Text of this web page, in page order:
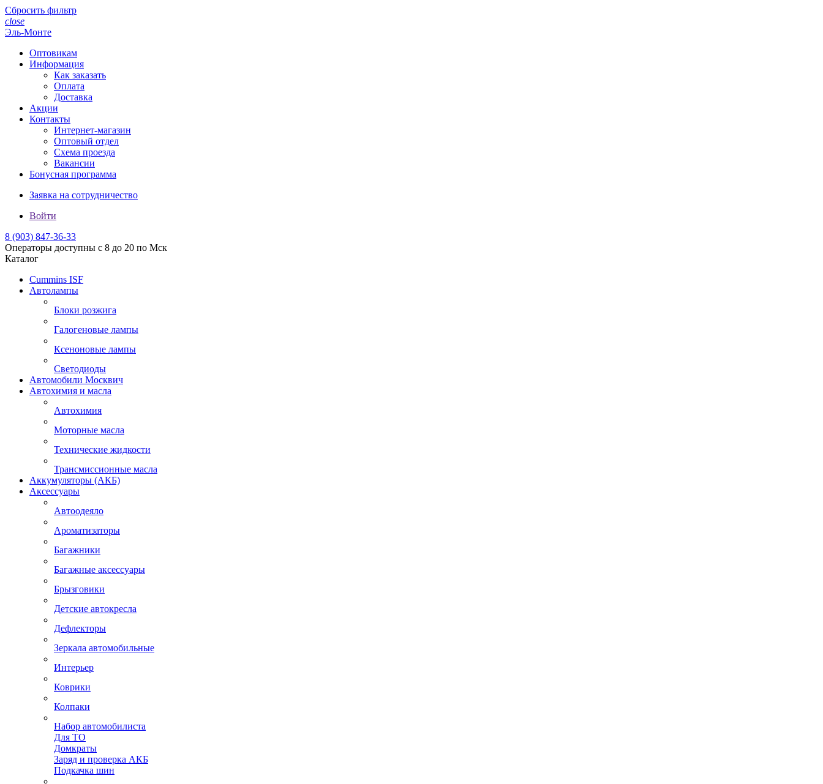
Сбросить фильтр
close
Эль-Монте
Оптовикам
Информация
Как заказать
Оплата
Доставка
Акции
Контакты
Интернет-магазин
Оптовый отдел
Схема проезда
Вакансии
Бонусная программа
Заявка на сотрудничество
Войти
8 (903) 847-36-33
Операторы доступны с 8 до 20 по Мск
Каталог
Cummins ISF
Автолампы
Блоки розжига
Галогеновые лампы
Ксеноновые лампы
Светодиоды
Автомобили Москвич
Автохимия и масла
Автохимия
Моторные масла
Технические жидкости
Трансмиссионные масла
Аккумуляторы (АКБ)
Аксессуары
Автоодеяло
Ароматизаторы
Багажники
Багажные аксессуары
Брызговики
Детские автокресла
Дефлекторы
Зеркала автомобильные
Интерьер
Коврики
Колпаки
Набор автомобилиста
Для ТО
Домкраты
Заряд и проверка АКБ
Подкачка шин